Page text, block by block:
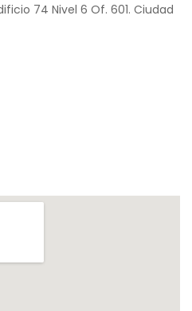
74 Nivel 6 Of. 601. Ciudad